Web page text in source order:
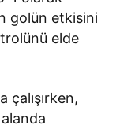
golün etkisini
elde
çalışırken,